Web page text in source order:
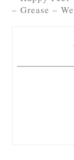
– Grease –